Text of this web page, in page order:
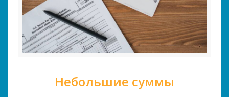
Небольшие суммы